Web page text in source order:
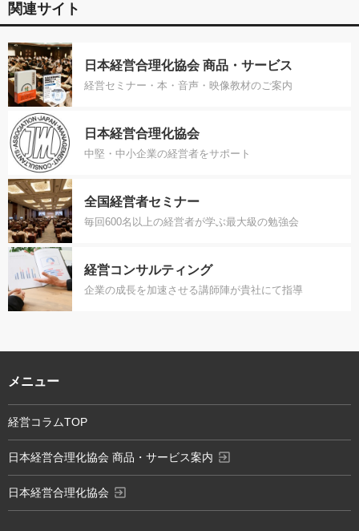
関連サイト
日本経営合理化協会 商品・サービス
経営セミナー・本・音声・映像教材のご案内
日本経営合理化協会
中堅・中小企業の経営者をサポート
全国経営者セミナー
毎回600名以上の経営者が学ぶ最大級の勉強会
経営コンサルティング
企業の成長を加速させる講師陣が貴社にて指導
メニュー
経営コラムTOP
日本経営合理化協会 商品・サービス案内 exit_to_app
日本経営合理化協会 exit_to_app